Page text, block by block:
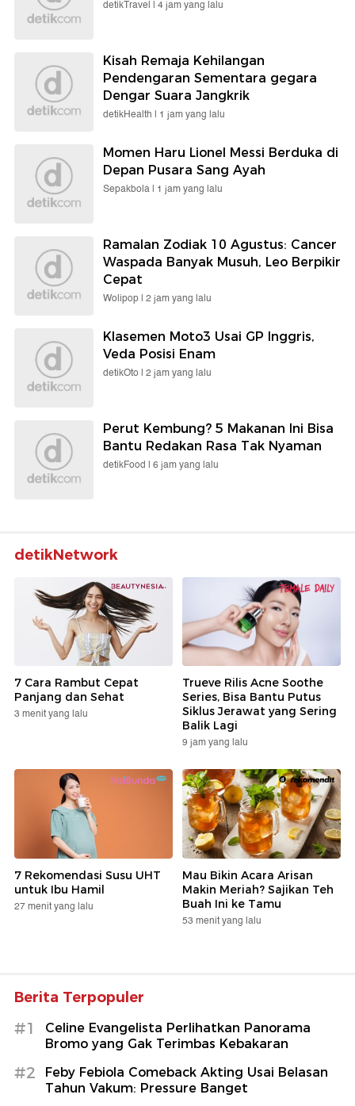
detikTravel | 4 jam yang lalu
Kisah Remaja Kehilangan
Pendengaran Sementara gegara
Dengar Suara Jangkrik
detikHealth | 1 jam yang lalu
Momen Haru Lionel Messi Berduka di
Depan Pusara Sang Ayah
Sepakbola | 1 jam yang lalu
Ramalan Zodiak 10 Agustus: Cancer
Waspada Banyak Musuh, Leo Berpikir
Cepat
Wolipop | 2 jam yang lalu
Klasemen Moto3 Usai GP Inggris,
Veda Posisi Enam
detikOto | 2 jam yang lalu
Perut Kembung? 5 Makanan Ini Bisa
Bantu Redakan Rasa Tak Nyaman
detikFood | 6 jam yang lalu
detikNetwork
7 Cara Rambut Cepat
Panjang dan Sehat
3 menit yang lalu
Trueve Rilis Acne Soothe
Series, Bisa Bantu Putus
Siklus Jerawat yang Sering
Balik Lagi
9 jam yang lalu
7 Rekomendasi Susu UHT
untuk Ibu Hamil
27 menit yang lalu
Mau Bikin Acara Arisan
Makin Meriah? Sajikan Teh
Buah Ini ke Tamu
53 menit yang lalu
Berita Terpopuler
#1
Celine Evangelista Perlihatkan Panorama
Bromo yang Gak Terimbas Kebakaran
#2
Feby Febiola Comeback Akting Usai Belasan
Tahun Vakum: Pressure Banget